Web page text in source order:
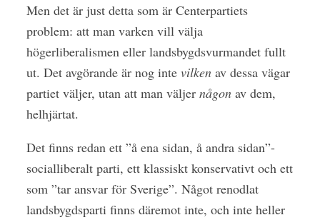
Men det är just detta som är Centerpartiets
problem: att man varken vill välja
högerliberalismen eller landsbygdsvurmandet fullt
ut. Det avgörande är nog inte vilkenav dessa vägar
partiet väljer, utan att man väljer någonav dem,
helhjärtat.
Det finns redan ett ”å ena sidan, å andra sidan”-
socialliberalt parti, ett klassiskt konservativt och ett
som ”tar ansvar för Sverige”. Något renodlat
landsbygdsparti finns däremot inte, och inte heller